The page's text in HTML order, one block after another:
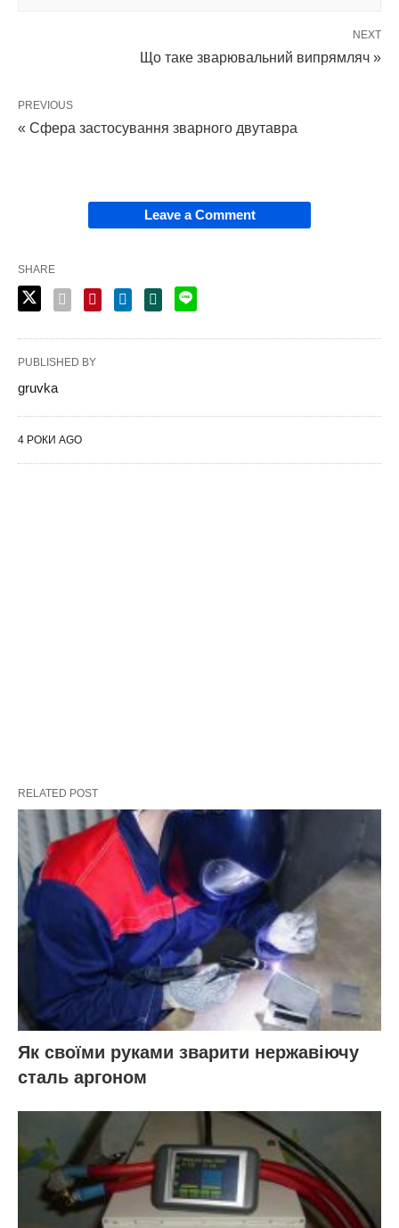
NEXT
Що таке зварювальний випрямляч »
PREVIOUS
« Сфера застосування зварного двутавра
Leave a Comment
SHARE
PUBLISHED BY
gruvka
4 РОКИ AGO
RELATED POST
Як своїми руками зварити нержавіючу
сталь аргоном